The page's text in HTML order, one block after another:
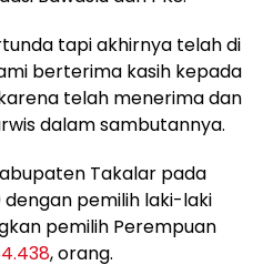
tapi akhirnya telah di
berterima kasih kepada
telah menerima dan
dalam sambutannya.
Takalar pada
dengan pemilih laki-laki
pemilih Perempuan
, orang.